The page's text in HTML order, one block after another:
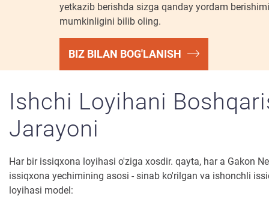
yetkazib berishda sizga qanday yordam
mumkinligini bilib oling.
BIZ BILAN BOG'LANISH
Ishchi Loyihani
Jarayoni
Har bir issiqxona loyihasi o'ziga xosdir. qayta, har a Gakon
issiqxona yechimining asosi - sinab ko'rilgan va ishonchli
loyihasi model: